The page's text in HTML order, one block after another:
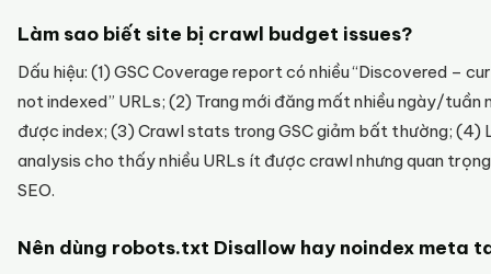
Làm sao biết site bị crawl budget issues?
Dấu hiệu: (1) GSC Coverage report có nhiều “Discovered –
not indexed” URLs; (2) Trang mới đăng mất nhiều ngày/tuần
được index; (3) Crawl stats trong GSC giảm bất thường; (4)
analysis cho thấy nhiều URLs ít được crawl nhưng quan
SEO.
Nên dùng robots.txt Disallow hay noindex meta